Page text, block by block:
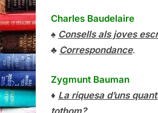
Charles Baudelaire
♠ Consells als joves
♣ Correspondance.
Zygmunt Bauman
♦ La riquesa d’uns